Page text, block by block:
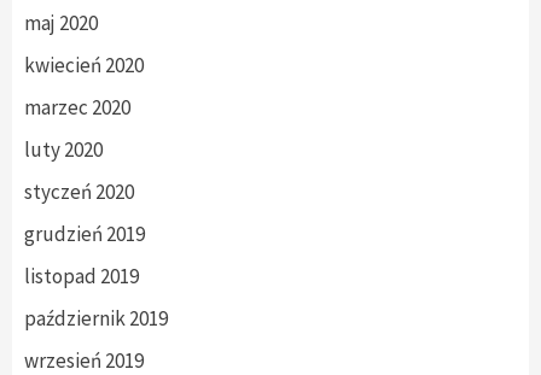
maj 2020
kwiecień 2020
marzec 2020
luty 2020
styczeń 2020
grudzień 2019
listopad 2019
październik 2019
wrzesień 2019